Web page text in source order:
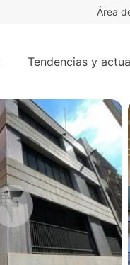
Área
Tendencias y